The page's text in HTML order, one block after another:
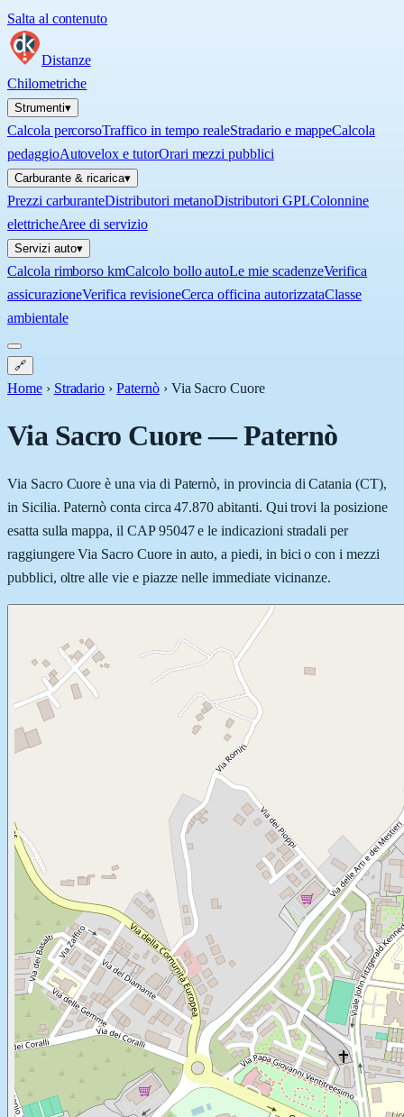
Salta al contenuto
Distanze
Chilometriche
Strumenti▾
Calcola percorsoTraffico in tempo realeStradario e mappeCalcola
pedaggioAutovelox e tutorOrari mezzi pubblici
Carburante & ricarica▾
Prezzi carburanteDistributori metanoDistributori GPLColonnine
elettricheAree di servizio
Servizi auto▾
Calcola rimborso kmCalcolo bollo autoLe mie scadenzeVerifica
assicurazioneVerifica revisioneCerca officina autorizzataClasse
ambientale
🔗
Home › Stradario › Paternò › Via Sacro Cuore
Via Sacro Cuore—Paternò
Via Sacro Cuore è una via di Paternò, in provincia di Catania (CT),
in Sicilia. Paternò conta circa 47.870 abitanti. Qui trovi la posizione
esatta sulla mappa, il CAP 95047 e le indicazioni stradali per
raggiungere Via Sacro Cuore in auto, a piedi, in bici o con i mezzi
pubblici, oltre alle vie e piazze nelle immediate vicinanze.